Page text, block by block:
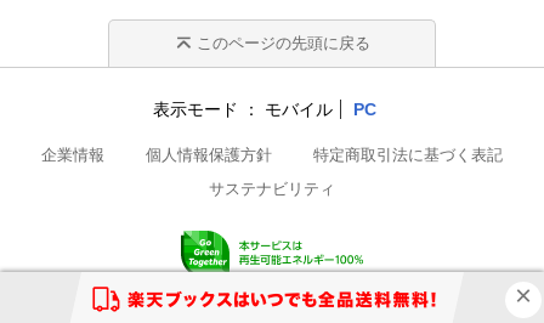
このページの先頭に戻る
表示モード モバイル PC
企業情報 個人情報保護方針
特定商取引法に基づく表記
サステナビリティ
© Rakuten Group, Inc.